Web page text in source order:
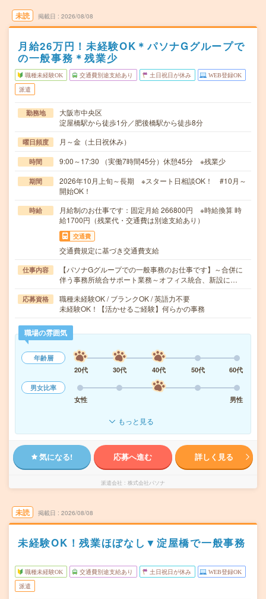
未読 掲載日 2026/08/08
月給26万円！未経験OK＊パソナGグループで
の一般事務＊残業少
職種未経験OK 交通費別途支給あり 土日祝日が休み WEB登録OK
派遣
勤務地
大阪市中央区
淀屋橋駅から徒歩1分／肥後橋駅から徒歩8分
曜日頻度 月～金（土日祝休み）
時間 9:00～17:30 （実働7時間45分）休憩45分 ※残業少
期間
2026年10月上旬～長期 ※スタート日相談OK！ #10月～
開始OK！
時給
月給制のお仕事です：固定月給 266800円 ※時給換算 時
給1700円（残業代・交通費は別途支給あり）
交通費
交通費規定に基づき交通費支給
仕事内容
【パソナGグループでの一般事務のお仕事です】～合併に
伴う事務所統合サポート業務～オフィス統合、新設に…
応募資格
職種未経験OK / ブランクOK / 英語力不要
未経験OK！【活かせるご経験】何らかの事務
職場の雰囲気
年齢層
20代
30代 40代 50代
60代
男女比率
女性
男性
もっと見る
気になる! 応募へ進む 詳しく見る
派遣会社 株式会社パソナ
未読 掲載日 2026/08/08
未経験OK！残業ほぼなし▼淀屋橋で一般事務
職種未経験OK 交通費別途支給あり 土日祝日が休み WEB登録OK
派遣